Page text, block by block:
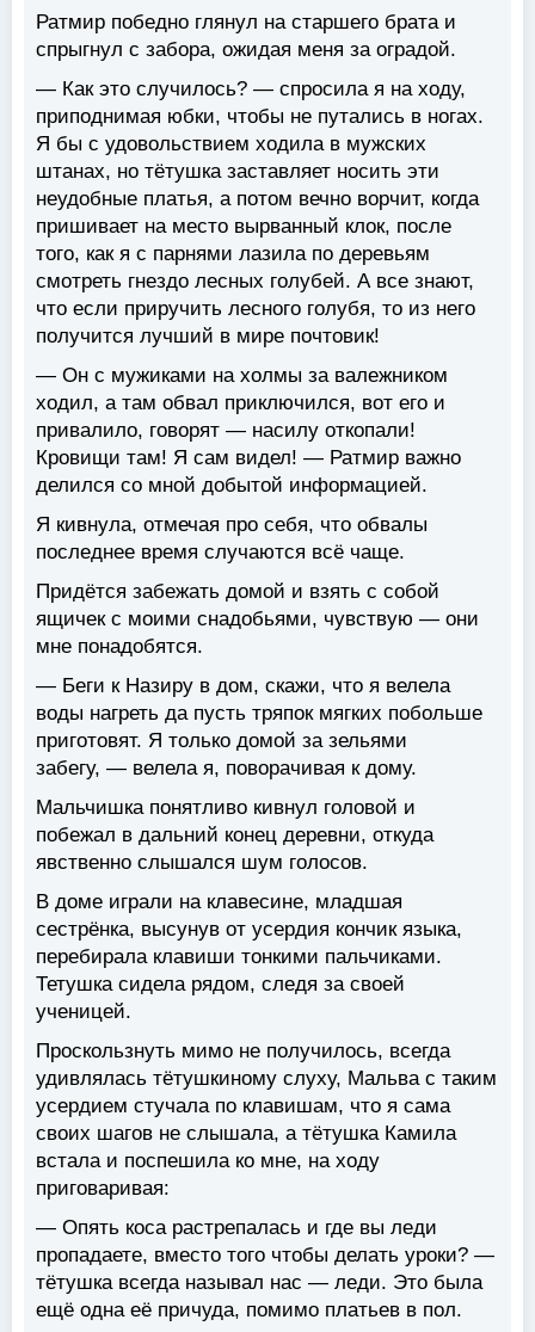
Ратмир победно глянул на старшего брата и
спрыгнул с забора, ожидая меня за оградой.
— Как это случилось? — спросила я на ходу,
приподнимая юбки, чтобы не путались в ногах.
Я бы с удовольствием ходила в мужских
штанах, но тётушка заставляет носить эти
неудобные платья, а потом вечно ворчит, когда
пришивает на место вырванный клок, после
того, как я с парнями лазила по деревьям
смотреть гнездо лесных голубей. А все знают,
что если приручить лесного голубя, то из него
получится лучший в мире почтовик!
— Он с мужиками на холмы за валежником
ходил, а там обвал приключился, вот его и
привалило, говорят — насилу откопали!
Кровищи там! Я сам видел! — Ратмир важно
делился со мной добытой информацией.
Я кивнула, отмечая про себя, что обвалы
последнее время случаются всё чаще.
Придётся забежать домой и взять с собой
ящичек с моими снадобьями, чувствую — они
мне понадобятся.
— Беги к Назиру в дом, скажи, что я велела
воды нагреть да пусть тряпок мягких побольше
приготовят. Я только домой за зельями
забегу, — велела я, поворачивая к дому.
Мальчишка понятливо кивнул головой и
побежал в дальний конец деревни, откуда
явственно слышался шум голосов.
В доме играли на клавесине, младшая
сестрёнка, высунув от усердия кончик языка,
перебирала клавиши тонкими пальчиками.
Тетушка сидела рядом, следя за своей
ученицей.
Проскользнуть мимо не получилось, всегда
удивлялась тётушкиному слуху, Мальва с таким
усердием стучала по клавишам, что я сама
своих шагов не слышала, а тётушка Камила
встала и поспешила ко мне, на ходу
приговаривая:
— Опять коса растрепалась и где вы леди
пропадаете, вместо того чтобы делать уроки? —
тётушка всегда называл нас — леди. Это была
ещё одна её причуда, помимо платьев в пол.